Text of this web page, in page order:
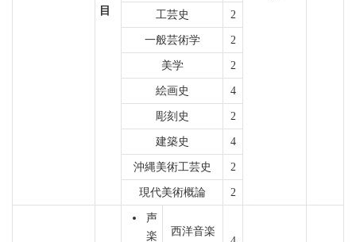
目
工芸史
2
一般芸術学
2
美学
2
絵画史
4
彫刻史
2
建築史
4
沖縄美術工芸史
2
現代美術概論
2
声
楽
西洋音楽